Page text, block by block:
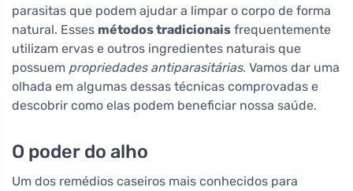
parasitas que podem ajudar a limpar o corpo de forma
natural. Esses métodos tradicionais frequentemente
utilizam ervas e outros ingredientes naturais que
possuem propriedades antiparasitárias. Vamos dar uma
olhada em algumas dessas técnicas comprovadas e
descobrir como elas podem beneficiar nossa saúde.
O poder do alho
Um dos remédios caseiros mais conhecidos para